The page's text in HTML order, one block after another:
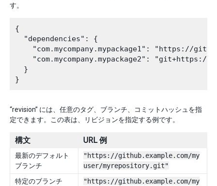
す。
{
  "dependencies": {
"com.mycompany.mypackage1": "https://
"com.mycompany.mypackage2":
  }
“revision” には、任意のタグ、ブランチ、コミットハッシュを指
定できます。この表は、リビジョンを指定する例です。
構文 URL 例
最新のデフォルト
ブランチ
"https://github.example.com/my
user/myrepository.git"
特定のブランチ
"https://github.example.com/my